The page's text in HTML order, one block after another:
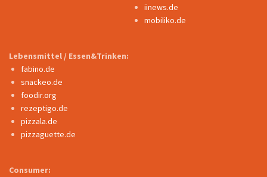
iinews.de
mobiliko.de
Lebensmittel / Essen&Trinken:
fabino.de
snackeo.de
foodir.org
rezeptigo.de
pizzala.de
pizzaguette.de
Consumer: